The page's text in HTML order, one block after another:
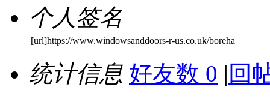
个人签名
[url]https://www.windowsanddoors-r-us.co.uk/boreha
统计信息 好友数 0 | 回